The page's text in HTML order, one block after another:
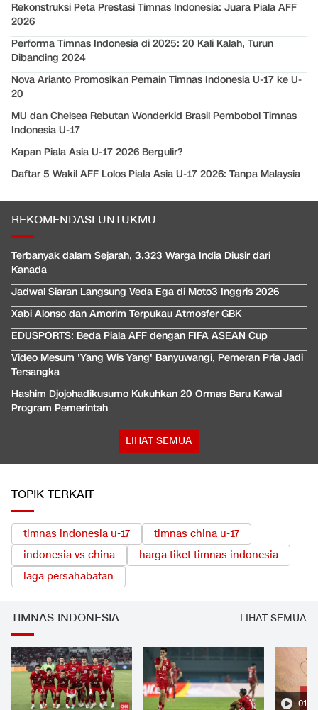
Rekonstruksi Peta Prestasi Timnas Indonesia: Juara Piala AFF
2026
Performa Timnas Indonesia di 2025: 20 Kali Kalah, Turun
Dibanding 2024
Nova Arianto Promosikan Pemain Timnas Indonesia U-17 ke U-
20
MU dan Chelsea Rebutan Wonderkid Brasil Pembobol Timnas
Indonesia U-17
Kapan Piala Asia U-17 2026 Bergulir?
Daftar 5 Wakil AFF Lolos Piala Asia U-17 2026: Tanpa Malaysia
REKOMENDASI UNTUKMU
Terbanyak dalam Sejarah, 3.323 Warga India Diusir dari
Kanada
Jadwal Siaran Langsung Veda Ega di Moto3 Inggris 2026
Xabi Alonso dan Amorim Terpukau Atmosfer GBK
EDUSPORTS: Beda Piala AFF dengan FIFA ASEAN Cup
Video Mesum 'Yang Wis Yang' Banyuwangi, Pemeran Pria Jadi
Tersangka
Hashim Djojohadikusumo Kukuhkan 20 Ormas Baru Kawal
Program Pemerintah
LIHAT SEMUA
TOPIK TERKAIT
timnas indonesia u-17
timnas china u-17
indonesia vs china
harga tiket timnas indonesia
laga persahabatan
TIMNAS INDONESIA LIHAT SEMUA